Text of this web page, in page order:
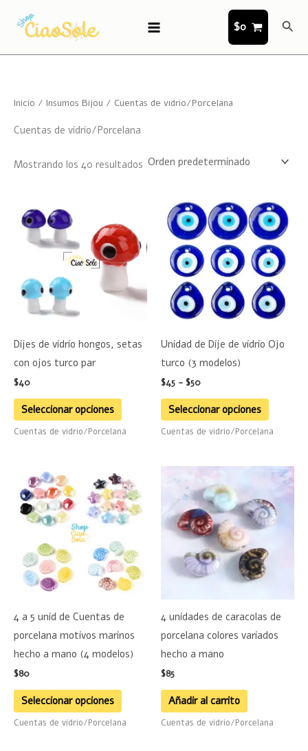
$0
Inicio / Insumos Bijou / Cuentas de vidrio/Porcelana
Cuentas de vidrio/Porcelana
Mostrando los 40 resultados
Dijes de vidrio hongos, setas
con ojos turco par
$40
Seleccionar opciones
tiene
múltiples
variantes.
Las
pueden
página
Cuentas de vidrio/Porcelana
Unidad de Dije de vidrio Ojo
turco (3 modelos)
$45 - $50
de
precios:
desde
hasta
$50
Seleccionar opciones
Este
producto
tiene
Las
opciones
pueden
página
Cuentas de vidrio/Porcelana
4 a 5 unid de Cuentas de
porcelana motivos marinos
hecho a mano (4 modelos)
$80
Seleccionar opciones
Este
producto
tiene
variantes.
Las
opciones
pueden
elegir
en
de
Cuentas de vidrio/Porcelana
4 unidades de caracolas de
porcelana colores variados
hecho a mano
$85
Añadir al carrito
Cuentas de vidrio/Porcelana